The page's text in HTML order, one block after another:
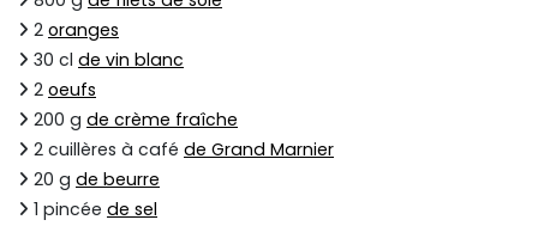
2 oranges
30 cl de vin blanc
2 oeufs
200 g de crème fraîche
2 cuillères à café de Grand Marnier
20 g de beurre
1 pincée de sel